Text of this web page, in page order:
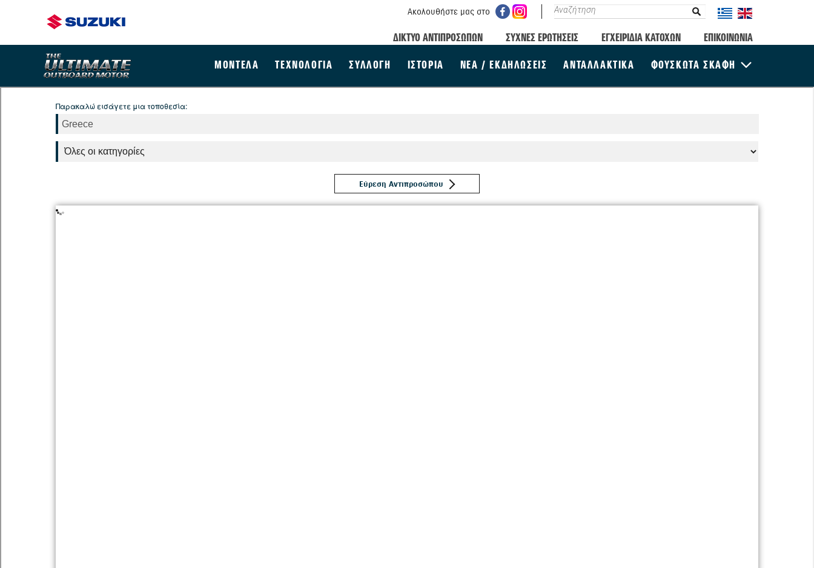
Ακολουθήστε μας στο
ΔΙΚΤΥΟ ΑΝΤΙΠΡΟΣΩΠΩΝ ΣΥΧΝΕΣ ΕΡΩΤΗΣΕΙΣ ΕΓΧΕΙΡΙΔΙΑ ΚΑΤΟΧΩΝ
ΕΠΙΚΟΙΝΩΝΙΑ
ΜΟΝΤΕΛΑ
ΤΕΧΝΟΛΟΓΙΑ ΣΥΛΛΟΓΗ ΙΣΤΟΡΙΑ ΝΕΑ / ΕΚΔΗΛΩΣΕΙΣ ΑΝΤΑΛΛΑΚΤΙΚΑ ΦΟΥΣΚΩΤΑ ΣΚΑΦΗ